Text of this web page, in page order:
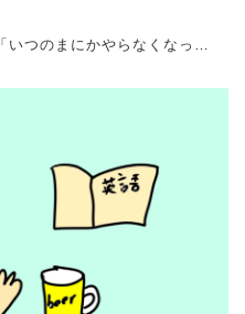
「いつのまにかやらなくなった事」by高森浩二